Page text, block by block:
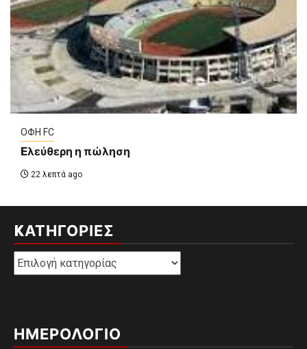
ΟΦΗ FC
Eλεύθερη η πώληση
22 λεπτά ago
KΑΤΗΓΟΡΊΕΣ
Kατηγορίες
ΗΜΕΡΟΛΟΓΙΟ